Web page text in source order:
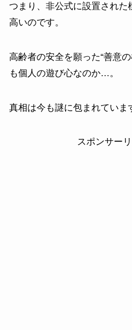
つまり、非公式に設置された
高いのです。
高齢者の安全を願った“善意
も個人の遊び心なのか…。
真相は今も謎に包まれていま
スポンサー